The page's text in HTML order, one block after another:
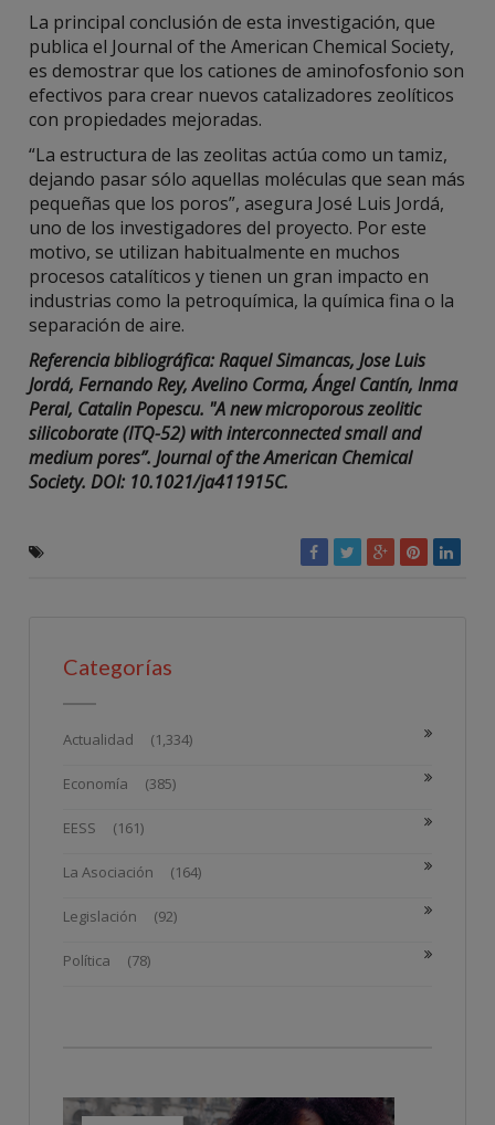
La principal conclusión de esta investigación, que
publica el Journal of the American Chemical Society,
es demostrar que los cationes de aminofosfonio son
efectivos para crear nuevos catalizadores zeolíticos
con propiedades mejoradas.
“La estructura de las zeolitas actúa como un tamiz,
dejando pasar sólo aquellas moléculas que sean más
pequeñas que los poros”, asegura José Luis Jordá,
uno de los investigadores del proyecto. Por este
motivo, se utilizan habitualmente en muchos
procesos catalíticos y tienen un gran impacto en
industrias como la petroquímica, la química fina o la
separación de aire.
Referencia bibliográfica: Raquel Simancas, Jose Luis
Jordá, Fernando Rey, Avelino Corma, Ángel Cantín, Inma
Peral, Catalin Popescu. "A new microporous zeolitic
silicoborate (ITQ-52) with interconnected small and
medium pores”. Journal of the American Chemical
Society. DOI: 10.1021/ja411915C.
Categorías
Actualidad (1,334)
Economía (385)
EESS (161)
La Asociación (164)
Legislación (92)
Política (78)